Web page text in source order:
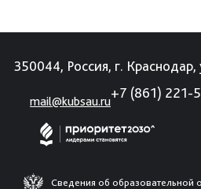
350044, Россия, г.
mail@kubsau.ru
+7 (861) 221-
Сведения об образовательной